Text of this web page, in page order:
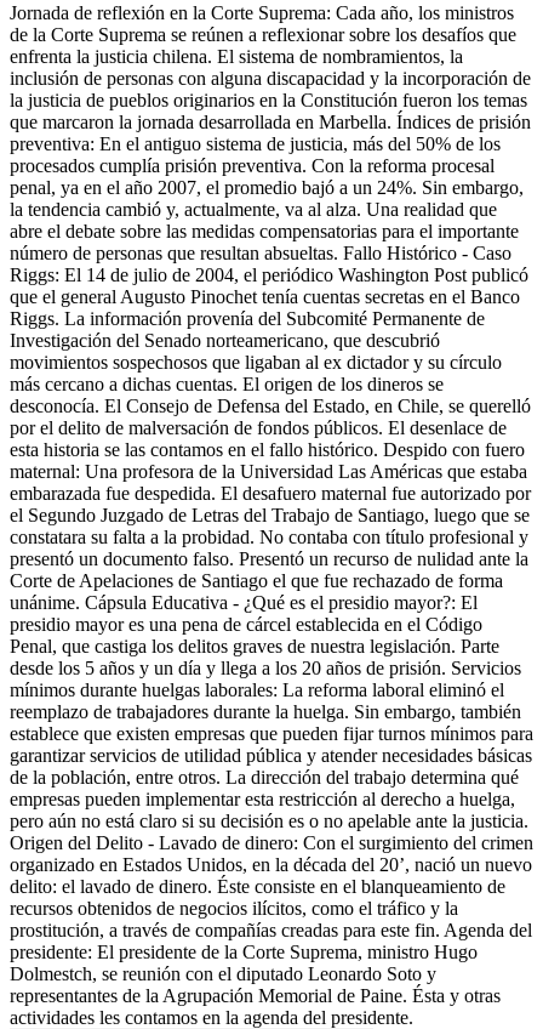
Jornada de reflexión en la Corte Suprema: Cada año, los ministros
de la Corte Suprema se reúnen a reflexionar sobre los desafíos que
enfrenta la justicia chilena. El sistema de nombramientos, la
inclusión de personas con alguna discapacidad y la incorporación de
la justicia de pueblos originarios en la Constitución fueron los temas
que marcaron la jornada desarrollada en Marbella. Índices de prisión
preventiva: En el antiguo sistema de justicia, más del 50% de los
procesados cumplía prisión preventiva. Con la reforma procesal
penal, ya en el año 2007, el promedio bajó a un 24%. Sin embargo,
la tendencia cambió y, actualmente, va al alza. Una realidad que
abre el debate sobre las medidas compensatorias para el importante
número de personas que resultan absueltas. Fallo Histórico - Caso
Riggs: El 14 de julio de 2004, el periódico Washington Post publicó
que el general Augusto Pinochet tenía cuentas secretas en el Banco
Riggs. La información provenía del Subcomité Permanente de
Investigación del Senado norteamericano, que descubrió
movimientos sospechosos que ligaban al ex dictador y su círculo
más cercano a dichas cuentas. El origen de los dineros se
desconocía. El Consejo de Defensa del Estado, en Chile, se querelló
por el delito de malversación de fondos públicos. El desenlace de
esta historia se las contamos en el fallo histórico. Despido con fuero
maternal: Una profesora de la Universidad Las Américas que estaba
embarazada fue despedida. El desafuero maternal fue autorizado por
el Segundo Juzgado de Letras del Trabajo de Santiago, luego que se
constatara su falta a la probidad. No contaba con título profesional y
presentó un documento falso. Presentó un recurso de nulidad ante la
Corte de Apelaciones de Santiago el que fue rechazado de forma
unánime. Cápsula Educativa - ¿Qué es el presidio mayor?: El
presidio mayor es una pena de cárcel establecida en el Código
Penal, que castiga los delitos graves de nuestra legislación. Parte
desde los 5 años y un día y llega a los 20 años de prisión. Servicios
mínimos durante huelgas laborales: La reforma laboral eliminó el
reemplazo de trabajadores durante la huelga. Sin embargo, también
establece que existen empresas que pueden fijar turnos mínimos para
garantizar servicios de utilidad pública y atender necesidades básicas
de la población, entre otros. La dirección del trabajo determina qué
empresas pueden implementar esta restricción al derecho a huelga,
pero aún no está claro si su decisión es o no apelable ante la justicia.
Origen del Delito - Lavado de dinero: Con el surgimiento del crimen
organizado en Estados Unidos, en la década del 20’, nació un nuevo
delito: el lavado de dinero. Éste consiste en el blanqueamiento de
recursos obtenidos de negocios ilícitos, como el tráfico y la
prostitución, a través de compañías creadas para este fin. Agenda del
presidente: El presidente de la Corte Suprema, ministro Hugo
Dolmestch, se reunión con el diputado Leonardo Soto y
representantes de la Agrupación Memorial de Paine. Ésta y otras
actividades les contamos en la agenda del presidente.